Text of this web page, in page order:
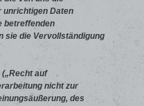
unrichtigen Daten
betreffenden
sie die Vervollständigung
auf
nicht zur
des